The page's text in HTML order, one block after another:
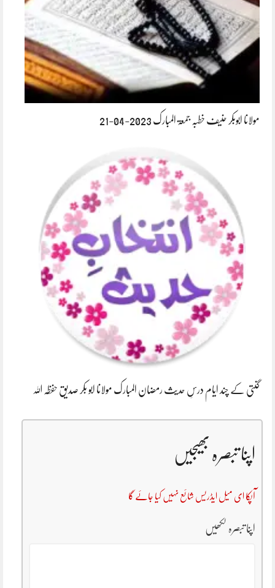
مولانا ابوبکر حنیف خطبہ جمعۃ المبارک 2023-04-21
گنتی کے چند ایام درسِ حدیث رمضان المبارک مولانا ابو بکر صدیق حفظہ اللہ
اپنا تبصرہ بھیجیں
آپکا ای میل ایڈریس شائع نہیں کیا جائے گا
اپنا تبصرہ لکھیں